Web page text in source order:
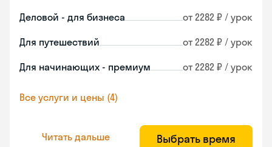
Деловой - для бизнеса от 2282 ₽ / урок
Для путешествий от 2282 ₽ / урок
Для начинающих - премиум от 2282 ₽ / урок
Все услуги и цены (4)
Читать дальше Выбрать время